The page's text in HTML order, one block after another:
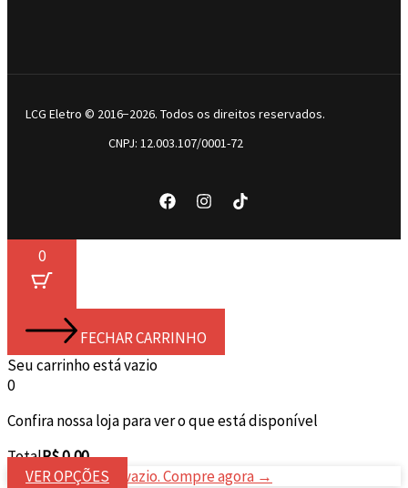
LCG Eletro © 2016−2026. Todos os direitos reservados.
CNPJ: 12.003.107/0001-72
0
FECHAR CARRINHO
Seu carrinho está vazio
0
Confira nossa loja para ver o que está disponível
Total
TotalR$0,00
Seu carrinho está vazio. Compre agora →
VER OPÇÕES